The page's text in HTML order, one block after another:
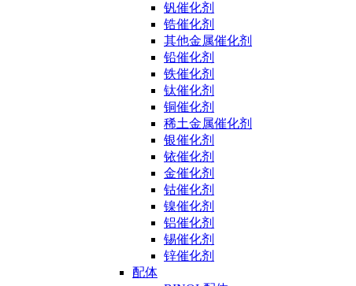
钒催化剂
锆催化剂
其他金属催化剂
铅催化剂
铁催化剂
钛催化剂
铜催化剂
稀土金属催化剂
银催化剂
铱催化剂
金催化剂
钴催化剂
镍催化剂
铝催化剂
锡催化剂
锌催化剂
配体